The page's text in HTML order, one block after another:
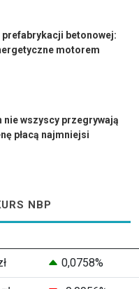
prefabrykacji betonowej:
motorem
nie wszyscy przegrywają
płacą najmniejsi
NBP
0,0758%